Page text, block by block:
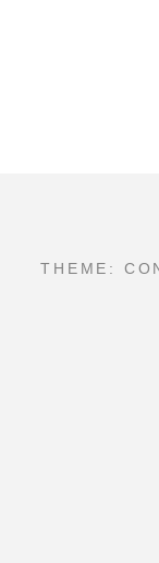
THEME: